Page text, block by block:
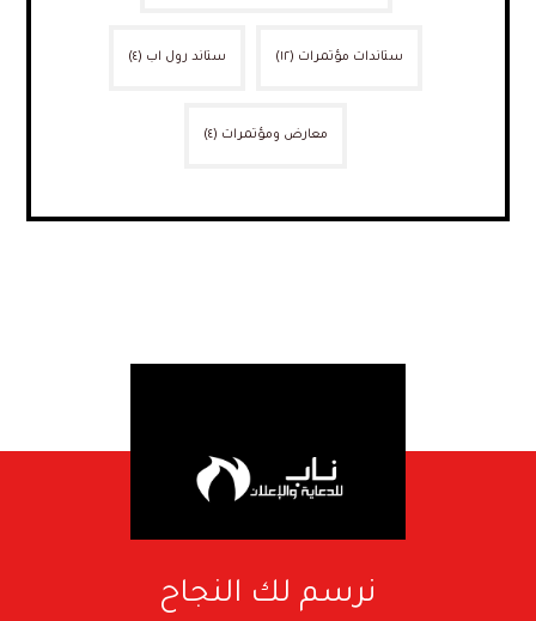
ستاندات مؤتمرات (١٢) ستاند رول اب (٤)
معارض ومؤتمرات (٤)
نرسم لك النجاح